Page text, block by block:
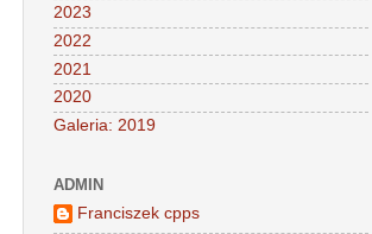
2023
2022
2021
2020
Galeria: 2019
ADMIN
Franciszek cpps